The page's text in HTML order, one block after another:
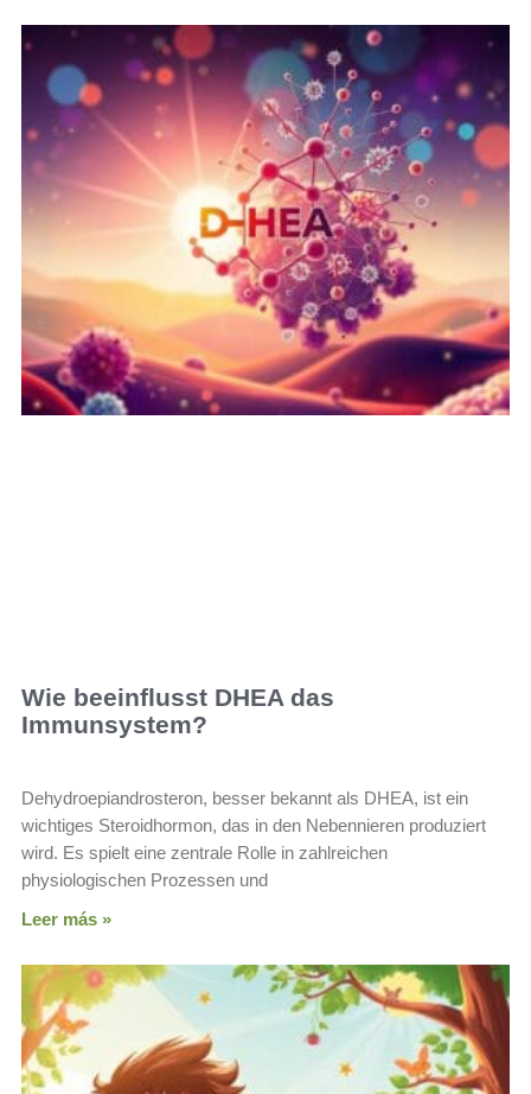
Wie beeinflusst DHEA das
Immunsystem?
Dehydroepiandrosteron, besser bekannt als DHEA, ist ein
wichtiges Steroidhormon, das in den Nebennieren produziert
wird. Es spielt eine zentrale Rolle in zahlreichen
physiologischen Prozessen und
Leer más »